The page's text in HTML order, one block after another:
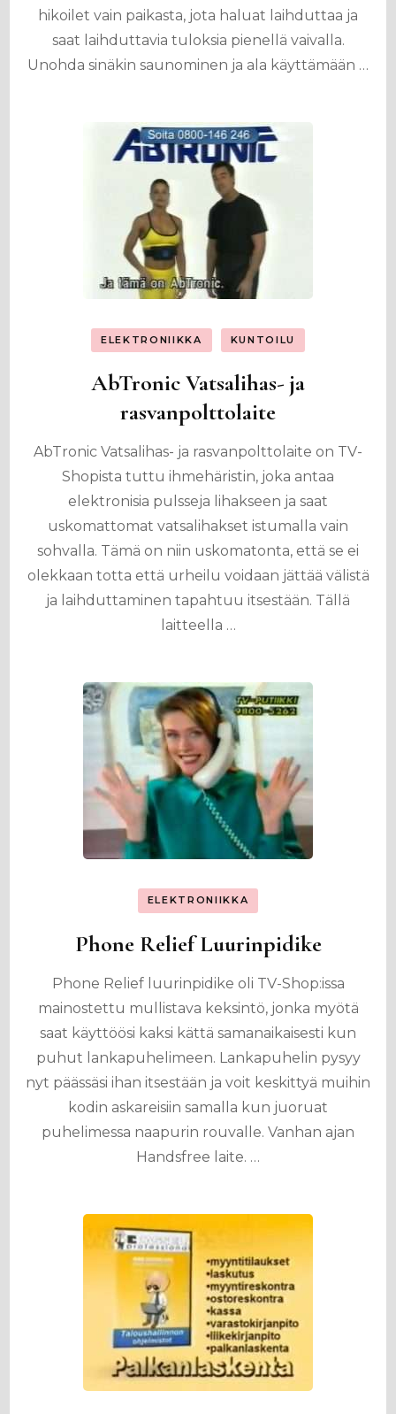
hikoilet vain paikasta, jota haluat laihduttaa ja
saat laihduttavia tuloksia pienellä vaivalla.
Unohda sinäkin saunominen ja ala käyttämään …
ELEKTRONIIKKA KUNTOILU
AbTronic Vatsalihas- ja
rasvanpolttolaite
AbTronic Vatsalihas- ja rasvanpolttolaite on TV-
Shopista tuttu ihmehäristin, joka antaa
elektronisia pulsseja lihakseen ja saat
uskomattomat vatsalihakset istumalla vain
sohvalla. Tämä on niin uskomatonta, että se ei
olekkaan totta että urheilu voidaan jättää välistä
ja laihduttaminen tapahtuu itsestään. Tällä
laitteella …
ELEKTRONIIKKA
Phone Relief Luurinpidike
Phone Relief luurinpidike oli TV-Shop:issa
mainostettu mullistava keksintö, jonka myötä
saat käyttöösi kaksi kättä samanaikaisesti kun
puhut lankapuhelimeen. Lankapuhelin pysyy
nyt päässäsi ihan itsestään ja voit keskittyä muihin
kodin askareisiin samalla kun juoruat
puhelimessa naapurin rouvalle. Vanhan ajan
Handsfree laite. …